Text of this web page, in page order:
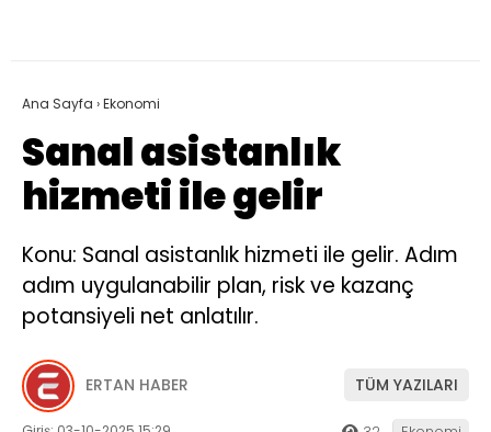
Ana Sayfa ›Ekonomi
Sanal asistanlık
hizmeti ile gelir
Konu: Sanal asistanlık hizmeti ile gelir. Adım
adım uygulanabilir plan, risk ve kazanç
potansiyeli net anlatılır.
ERTAN HABER TÜM YAZILARI